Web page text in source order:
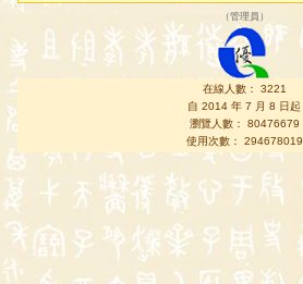
（管理員 ）
在線人數： 3221
自 2014 年 7 月 8 日起
瀏覽人數： 80476679
使用次數： 294678019